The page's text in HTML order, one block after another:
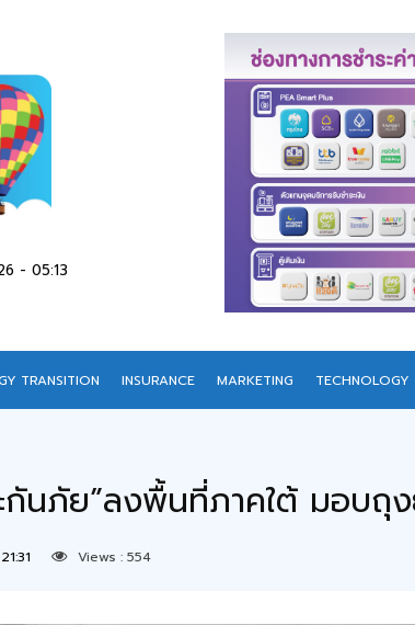
- 05:13
TRANSITION INSURANCE MARKETING TECHNOLOGY
กันภัย”ลงพื้นที่ภาคใต้ มอบ
Views : 554